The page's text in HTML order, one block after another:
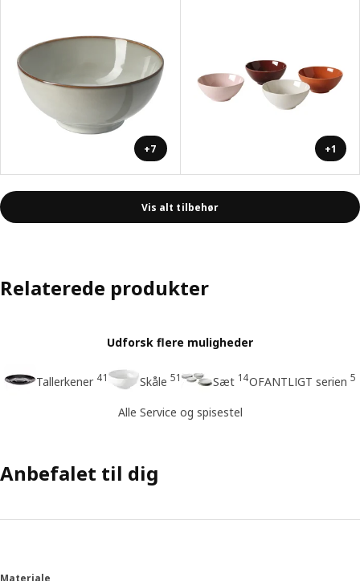
+7 +1
Vis alt tilbehør
Relaterede produkter
Udforsk flere muligheder
Tallerkener 41 Skåle 51 Sæt 14OFANTLIGT serien 5
Alle Service og spisestel
Anbefalet til dig